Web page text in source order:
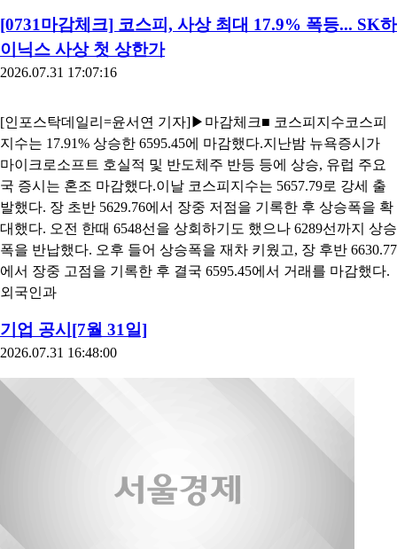
[0731마감체크] 코스피, 사상 최대 17.9% 폭등... SK하
이닉스 사상 첫 상한가
2026.07.31 17:07:16
[인포스탁데일리=윤서연 기자]▶마감체크■ 코스피지수코스피
지수는 17.91% 상승한 6595.45에 마감했다.지난밤 뉴욕증시가
마이크로소프트 호실적 및 반도체주 반등 등에 상승, 유럽 주요
국 증시는 혼조 마감했다.이날 코스피지수는 5657.79로 강세 출
발했다. 장 초반 5629.76에서 장중 저점을 기록한 후 상승폭을 확
대했다. 오전 한때 6548선을 상회하기도 했으나 6289선까지 상승
폭을 반납했다. 오후 들어 상승폭을 재차 키웠고, 장 후반 6630.77
에서 장중 고점을 기록한 후 결국 6595.45에서 거래를 마감했다.
외국인과
기업 공시[7월 31일]
2026.07.31 16:48:00